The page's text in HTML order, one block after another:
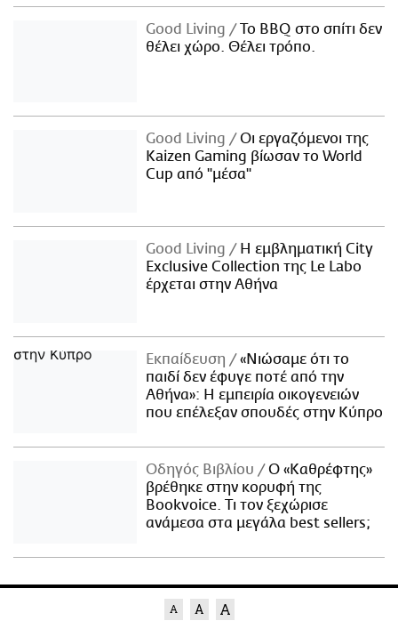
Good Living
Το BBQ στο σπίτι δεν
θέλει χώρο. Θέλει τρόπο.
Good Living
Οι εργαζόμενοι της
Kaizen Gaming βίωσαν το World
Cup από "μέσα"
Good Living
Η εμβληματική City
Exclusive Collection της Le Labo
έρχεται στην Αθήνα
Εκπαίδευση
«Νιώσαμε ότι το
παιδί δεν έφυγε ποτέ από την
Αθήνα»: Η εμπειρία οικογενειών
που επέλεξαν σπουδές στην Κύπρο
Οδηγός Βιβλίου
Ο «Καθρέφτης»
βρέθηκε στην κορυφή της
Bookvoice. Τι τον ξεχώρισε
ανάμεσα στα μεγάλα best sellers;